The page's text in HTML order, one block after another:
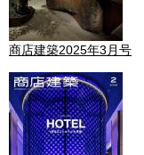
商店建築2025年3月号